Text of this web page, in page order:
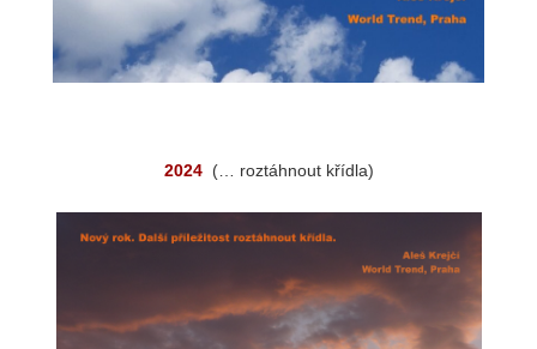
2024 (… roztáhnout křídla)